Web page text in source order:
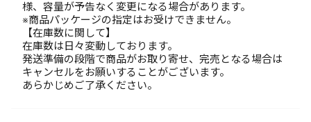
様、容量が予告なく変更になる場合があります。
※商品パッケージの指定はお受けできません。
【在庫数に関して】
在庫数は日々変動しております。
発送準備の段階で商品がお取り寄せ、完売となる場合は
キャンセルをお願いすることがございます。
あらかじめご了承ください。